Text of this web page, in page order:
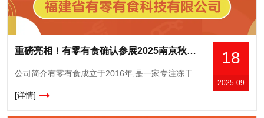
18
2025-09
重磅亮相！有零有食确认参展2025南京秋糖，展示科技赋能零食新成果
[详情]